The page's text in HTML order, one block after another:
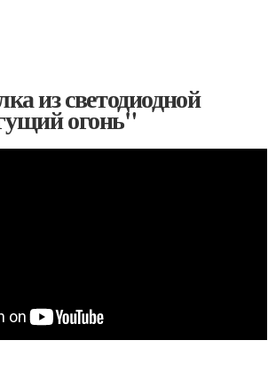
из светодиодной
огонь"